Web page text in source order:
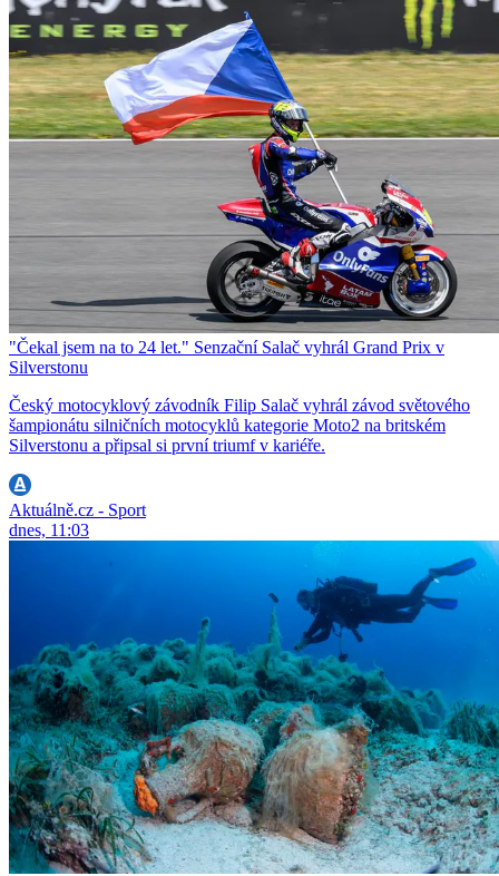
"Čekal jsem na to 24 let." Senzační Salač vyhrál Grand Prix v
Silverstonu
Český motocyklový závodník Filip Salač vyhrál závod světového
šampionátu silničních motocyklů kategorie Moto2 na britském
Silverstonu a připsal si první triumf v kariéře.
Aktuálně.cz - Sport
dnes, 11:03